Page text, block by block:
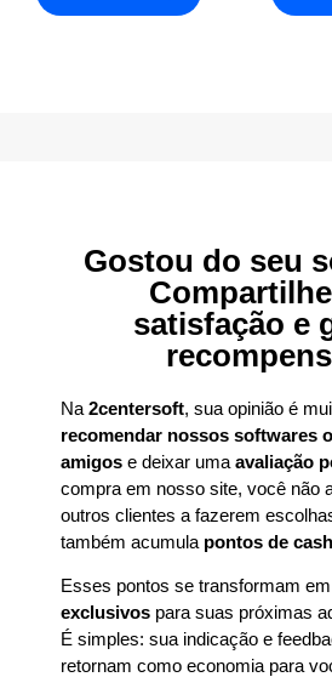
Gostou do seu
satisfação e
Na 2centersoft, sua opinião é
recomendar nossos softwares
amigos e deixar uma avaliação
compra em nosso site, você não
outros clientes a fazerem
também acumula pontos de
Esses pontos se transformam em
exclusivos para suas próximas
É simples: sua indicação e
retornam como economia para